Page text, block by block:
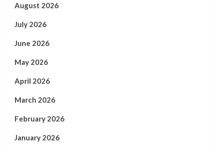
August 2026
July 2026
June 2026
May 2026
April 2026
March 2026
February 2026
January 2026